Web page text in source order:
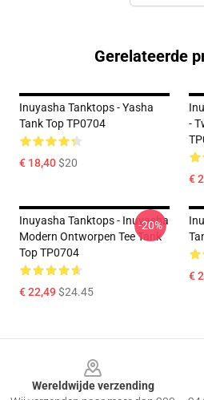
Gerelateerde
Inuyasha Tanktops - Yasha
Tank Top TP0704
€ 18,40$20
-
€
Inuyasha Tanktops - Inuyasha
Modern Ontworpen Tee Tank
Top TP0704
€ 22,49$24.45
-20%
€
Wereldwijde verzending